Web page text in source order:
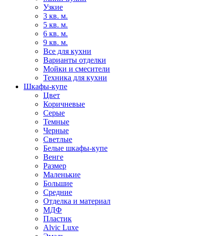
Узкие
3 кв. м.
5 кв. м.
6 кв. м.
9 кв. м.
Все для кухни
Варианты отделки
Мойки и смесители
Техника для кухни
Шкафы-купе
Цвет
Коричневые
Серые
Темные
Черные
Светлые
Белые шкафы-купе
Венге
Размер
Маленькие
Большие
Средние
Отделка и материал
МДФ
Пластик
Alvic Luxe